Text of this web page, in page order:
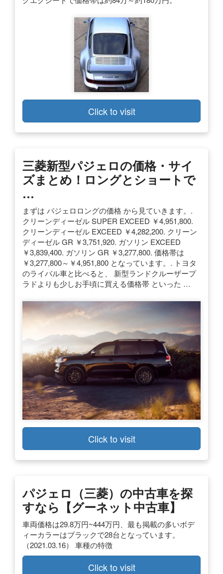
Click to visit
三菱新型パジェロの価格・サイ
ズまとめ！ロングとショートで
…
まずは パジェロロングの価格 から見ていきます。.
クリーンディーゼル SUPER EXCEED ￥4,951,800.
クリーンディーゼル EXCEED ￥4,282,200. クリーン
ディーゼル GR ￥3,751,920. ガソリン EXCEED
￥3,839,400. ガソリン GR ￥3,277,800. 価格帯は
￥3,277,800～￥4,951,800 となっています。. トヨタ
のライバル車と比べると、 新型ランドクルーザープ
ラドよりも少しお手頃に買える価格帯 といった …
Click to visit
パジェロ（三菱）の中古車を探
すなら【グーネット中古車】
車両価格は29.8万円~444万円、最も掲載の多いボデ
ィーカラーはブラックで28台となっています。
（2021.03.16） 車種の特徴
Click to visit